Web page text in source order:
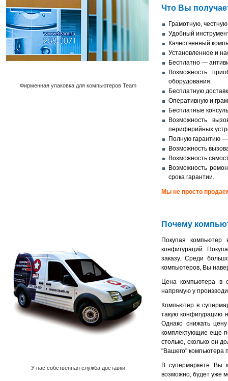
Фирменная упаковка для компьютеров Team
У нас собственная служба доставки
Что Вы
Грамотную,
Удобный
Качественный
Установленное и
Бесплатно —
Возможность
оборудования.
Бесплатную
Оперативную и
Бесплатные
Возможность
периферийных
Полную гарантию —
Возможность
Возможность
Возможность
срока гарантии.
Мы не просто
Почему
Покупая
конфигураций.
заказу. Среди
компьютеров, Вы
Цена компьютера в
напрямую у
Компьютер в
такую конфигурацию
Однако снижать
комплектующие еще
столько, сколько он
"Вашего" компьютера
В супермаркете Вы
возможно, будет уже